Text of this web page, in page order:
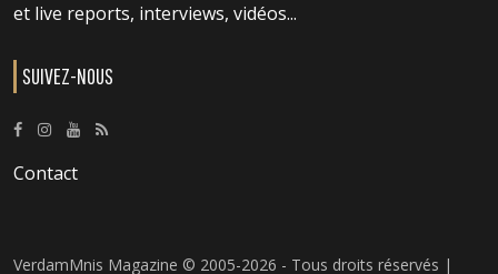
et live reports, interviews, vidéos...
SUIVEZ-NOUS
Contact
VerdamMnis Magazine © 2005-2026 - Tous droits réservés |